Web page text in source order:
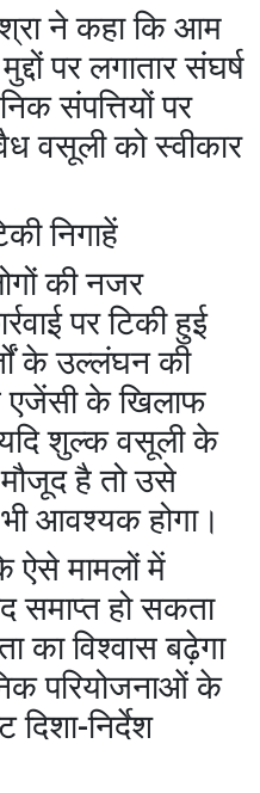
ने कहा कि आम
पर लगातार संघर्ष
संपत्तियों पर
वसूली को स्वीकार
निगाहें
की नजर
पर टिकी हुई
के उल्लंघन की
एजेंसी के खिलाफ
यदि शुल्क वसूली के
है तो उसे
आवश्यक होगा।
ऐसे मामलों में
समाप्त हो सकता
विश्वास बढ़ेगा
परियोजनाओं के
निर्देश